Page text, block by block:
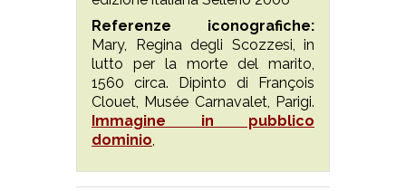
Referenze iconografiche:
Mary, Regina degli Scozzesi, in
lutto per la morte del marito,
1560 circa. Dipinto di François
Clouet, Musée Carnavalet, Parigi.
Immagine in pubblico
dominio,